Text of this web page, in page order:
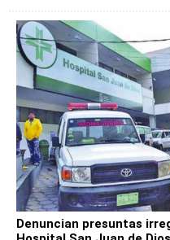
Denuncian presuntas